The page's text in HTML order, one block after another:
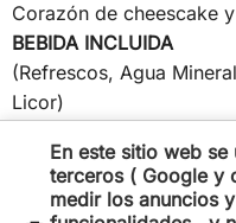
Corazón de cheescake
BEBIDA INCLUIDA
(Refrescos, Agua
Licor)
profesional del violín,
En este sitio web
terceros ( Google y
medir los anuncios